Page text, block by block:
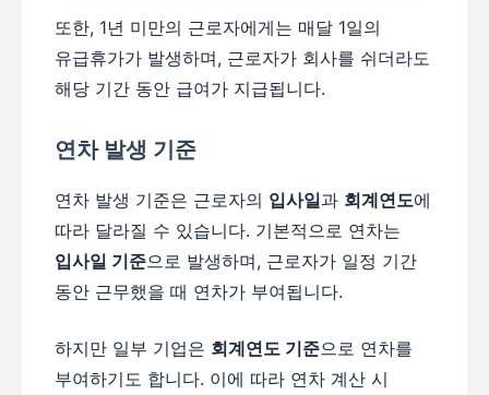
또한, 1년 미만의 근로자에게는 매달 1일의
유급휴가가 발생하며, 근로자가 회사를 쉬더라도
해당 기간 동안 급여가 지급됩니다.
연차 발생 기준
연차 발생 기준은 근로자의 입사일과 회계연도에
따라 달라질 수 있습니다. 기본적으로 연차는
입사일 기준으로 발생하며, 근로자가 일정 기간
동안 근무했을 때 연차가 부여됩니다.
하지만 일부 기업은 회계연도 기준으로 연차를
부여하기도 합니다. 이에 따라 연차 계산 시